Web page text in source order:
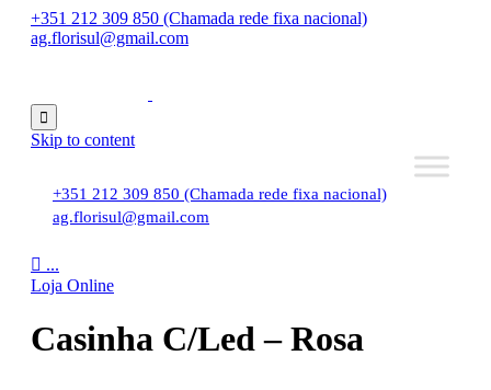
+351 212 309 850 (Chamada rede fixa nacional)
ag.florisul@gmail.com

Skip to content
+351 212 309 850 (Chamada rede fixa nacional)
ag.florisul@gmail.com
 ...
Loja Online
Casinha C/Led – Rosa